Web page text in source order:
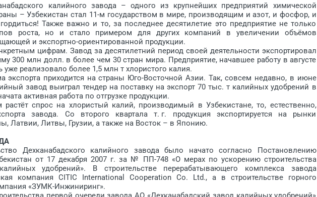
калийного завода – одного из крупнейших пред­приятий химической
– Узбекистан стал 11-м государством в мире, производящим и азот, и фосфор, и
Также важно и то, за последнее десятилетие это предприятие не только
роста, но и стало примером для других компаний в увеличении объёмов
и экспортно-ориентированной продукции.
цифрам. Завод за десятилетний период своей деятельности экспортировал
300 млн долл. в более чем 30 стран мира. Предприятие, начавшее работу в августе
уже реализовало более 1,5 млн т хлористого калия.
приходится на страны Юго-Восточной Азии. Так, совсем недавно, в июне
завод выиграл тендер на поставку на экспорт 70 тыс. т калийных удоб­рений в
активная работа по отгрузке продукции.
спрос на хлористый калий, производимый в Узбекистане, то, естественно,
завода. Со второго квартала т. г. продукция экспортируется на рынки
Латвии, Литвы, Грузии, а также на Восток – в Японию.
Дехканабадского калийного завода было начато согласно Постановлению
от 17 декабря 2007 г. за № ПП-748 «О мерах по ускорению строительства
удобрений». В строительстве перерабатывающего комплекса завода
компания CITIC International Cooperation Co. Ltd., а в строительстве горного
«ЗУМК-Инжиниринг».